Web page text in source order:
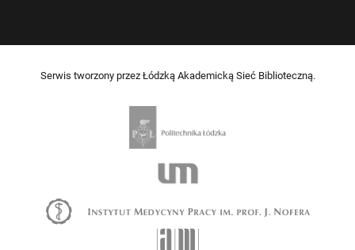
Serwis tworzony przez Łódzką Akademicką Sieć Biblioteczną.